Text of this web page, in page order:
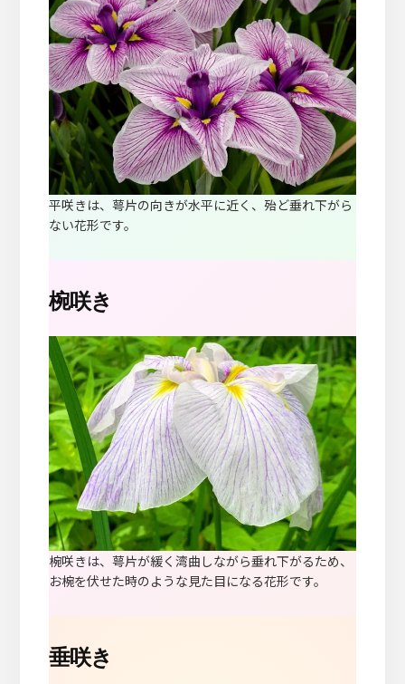
平咲きは、萼片の向きが水平に近く、殆ど垂れ下がら
ない花形です。
椀咲き
椀咲きは、萼片が緩く湾曲しながら垂れ下がるため、
お椀を伏せた時のような見た目になる花形です。
垂咲き